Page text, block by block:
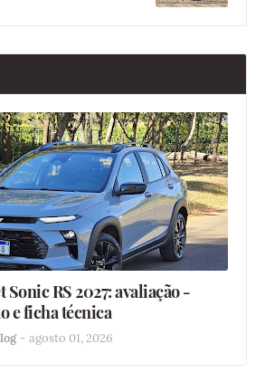
RS 2027: avaliação -
e ficha técnica
- agosto 01, 2026